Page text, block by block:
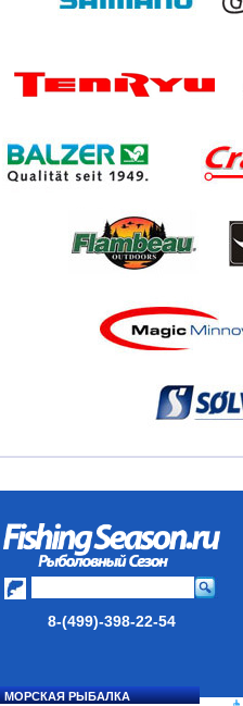
8-(499)-398-22-54
МОРСКАЯ РЫБАЛКА